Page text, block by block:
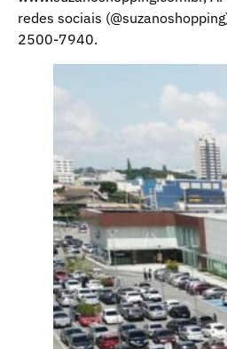
redes sociais
2500-7940.